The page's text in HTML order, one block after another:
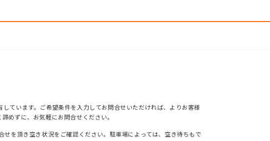
ています。ご希望条件を入力してお問合せいただければ、よりお客様
めずに、お気軽にお問合せください。
を頂き空き状況をご確認ください。駐車場によっては、空き待ちもで